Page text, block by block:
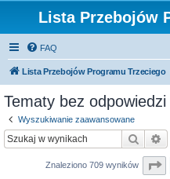
Lista Przebojów
FAQ
Lista Przebojów Programu Trzeciego
Tematy bez odpowiedzi
Wyszukiwanie zaawansowane
Szukaj
Znaleziono 709 wyników